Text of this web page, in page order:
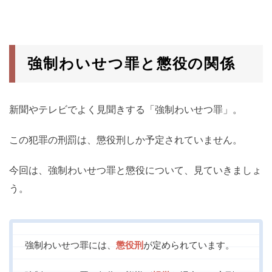
強制わいせつ罪と懲役の関係
新聞やテレビでよく見聞きする「強制わいせつ罪」。
この犯罪の刑罰は、懲役刑しか予定されていません。
今回は、強制わいせつ罪と懲役について、見ていきましょ
う。
強制わいせつ罪には、 懲役刑 が定められています。